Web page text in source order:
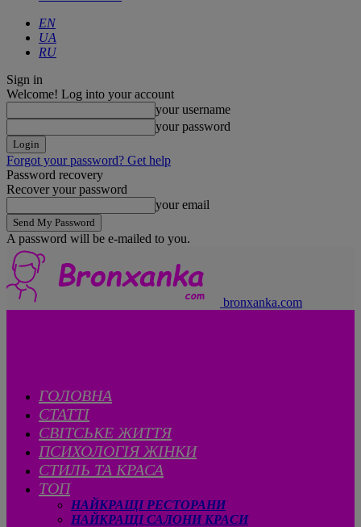
EN
UA
RU
Sign in
Welcome! Log into your account
your username
your password
Forgot your password? Get help
Password recovery
Recover your password
your email
A password will be e-mailed to you.
bronxanka.com
ГОЛОВНА
СТАТТІ
CВІТСЬКЕ ЖИТТЯ
ПСИХОЛОГІЯ ЖІНКИ
СТИЛЬ ТА КРАСА
ТОП
НАЙКРАЩІ РЕСТОРАНИ
НАЙКРАЩІ САЛОНИ КРАСИ